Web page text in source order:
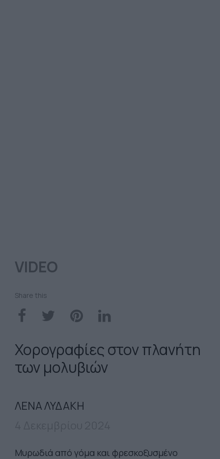
VIDEO
Share this
Χορογραφίες στον πλανήτη
των μολυβιών
ΛΕΝΑ ΛΥΔΑΚΗ
Μυρωδιά από γόμα και φρεσκοξυσμένο